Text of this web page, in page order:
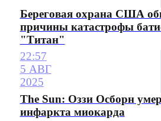
Береговая охрана США
причины катастрофы
"Титан"
22:57
5 АВГ
2025
The Sun: Оззи Осборн
инфаркта миокарда